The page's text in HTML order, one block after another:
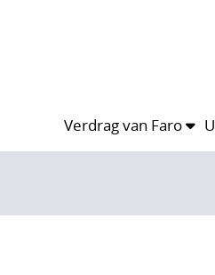
Verdrag van Faro